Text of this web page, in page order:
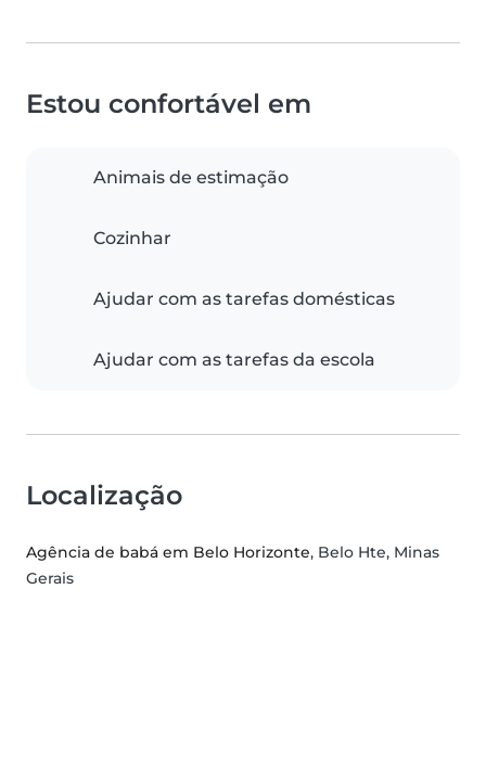
Estou confortável em
Animais de estimação
Cozinhar
Ajudar com as tarefas domésticas
Ajudar com as tarefas da escola
Localização
Agência de babá em Belo Horizonte, Belo Hte, Minas
Gerais